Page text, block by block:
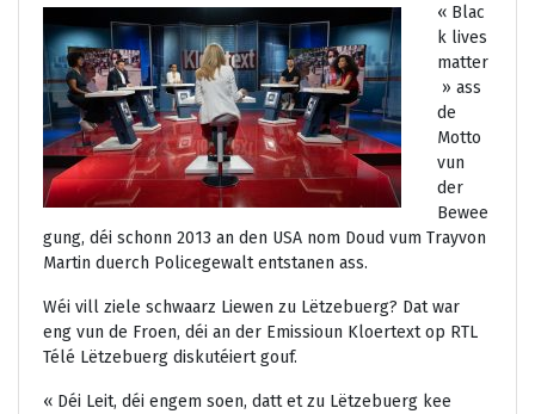
« Blac
k lives
matter
» ass
de
Motto
vun
der
Bewee
gung, déi schonn 2013 an den USA nom Doud vum Trayvon
Martin duerch Policegewalt entstanen ass.
Wéi vill ziele schwaarz Liewen zu Lëtzebuerg? Dat war
eng vun de Froen, déi an der Emissioun Kloertext op RTL
Télé Lëtzebuerg diskutéiert gouf.
« Déi Leit, déi engem soen, datt et zu Lëtzebuerg kee